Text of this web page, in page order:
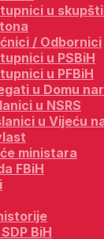
u
/ Odbornici
u PSBiH
u PFBiH
u Domu
u NSRS
u Vijeću
ministara
FBiH
BiH